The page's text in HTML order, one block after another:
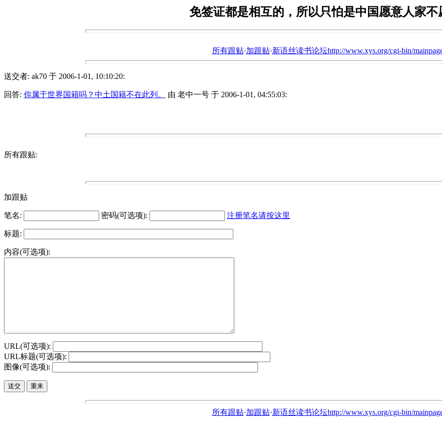
免签证都是相互的，所以只怕是中国愿意人家不
所有跟贴·加跟贴·新语丝读书论坛http://www.xys.org/cgi-bin/
送交者: ak70 于 2006-1-01, 10:10:20:
回答: 你属于世界国籍吗？中土国籍不在此列。 由 老中一号 于 2006-1-01, 04:55:03:
所有跟贴:
加跟贴
笔名: 密码(可选项): 注册笔名请按这里
标题:
内容(可选项):
URL(可选项):
URL标题(可选项):
图像(可选项):
所有跟贴·加跟贴·新语丝读书论坛http://www.xys.org/cgi-bin/